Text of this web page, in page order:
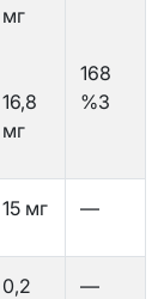
мг
16,8
мг
168
%3
15 мг —
0,2
—